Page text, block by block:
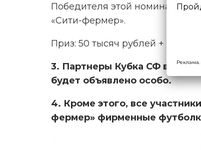
Победителя этой номинации
«Сити-фермер».
Приз: 50 тысяч рублей +
3. Партнеры Кубка СФ
будет объявлено особо.
4. Кроме этого, все
фермер» фирменные